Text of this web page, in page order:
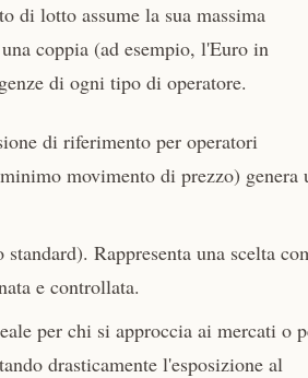
di lotto assume la sua massima
coppia (ad esempio, l'Euro in
di ogni tipo di operatore.
di riferimento per operatori
movimento di prezzo) genera
Rappresenta una scelta
e controllata.
per chi si approccia ai mercati o
drasticamente l'esposizione al